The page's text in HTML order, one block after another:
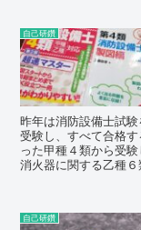
自己研鑽
昨年は消防設備士試
受験し、すべて合格
った甲種４類から受
消火器に関する乙種
自己研鑽